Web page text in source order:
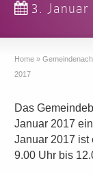
3. Januar
Home »
2017
Das
Januar 2017
Januar 2017 ist
9.00 Uhr bis